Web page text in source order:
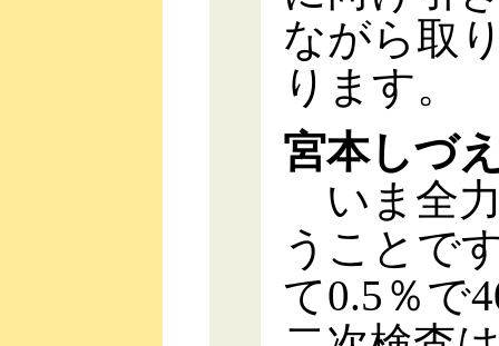
ながら取
ります。
宮本しづ
いま全
うことで
て0.5％で